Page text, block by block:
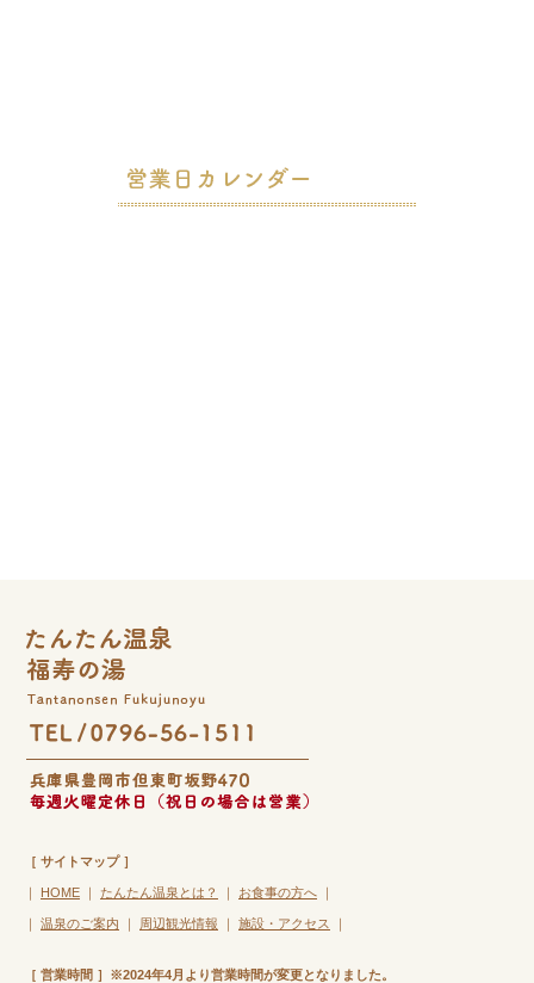
［ サイトマップ ］
｜ HOME ｜ たんたん温泉とは？ ｜ お食事の方へ ｜
｜ 温泉のご案内 ｜ 周辺観光情報 ｜ 施設・アクセス ｜
［ 営業時間 ］※2024年4月より営業時間が変更となりました。